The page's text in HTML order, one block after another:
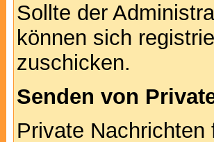
Sollte der
können sich
zuschicken.
Senden von
Private